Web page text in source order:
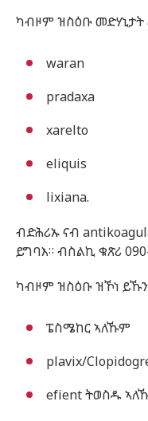
ካብዞም ዝስዕቡ
waran
pradaxa
xarelto
eliquis
lixiana.
ብድሕሪኡ ናብ
ይግባእ። ብስልኪ ቁጽሪ
ካብዞም ዝስዕቡ ዝኾነ
ፔስሜከር ኣለኹም
plavix/
efient ትወስዱ